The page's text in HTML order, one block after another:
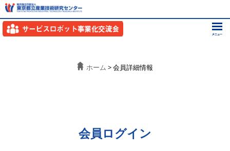
ホーム > 会員詳細情報
会員ログイン